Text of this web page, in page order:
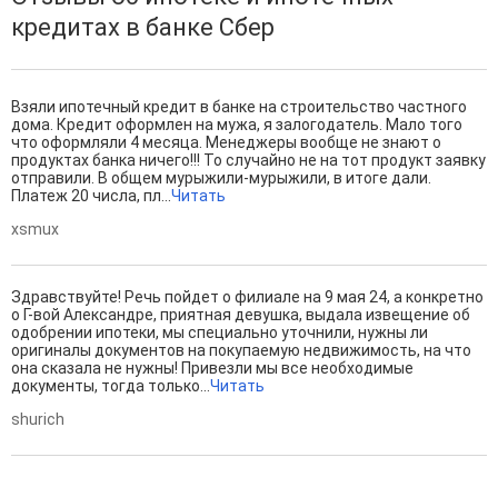
кредитах в банке Сбер
Взяли ипотечный кредит в банке на строительство частного
дома. Кредит оформлен на мужа, я залогодатель. Мало того
что оформляли 4 месяца. Менеджеры вообще не знают о
продуктах банка ничего!!! То случайно не на тот продукт заявку
отправили. В общем мурыжили-мурыжили, в итоге дали.
Платеж 20 числа, пл... Читать
xsmux
Здравствуйте! Речь пойдет о филиале на 9 мая 24, а конкретно
о Г-вой Александре, приятная девушка, выдала извещение об
одобрении ипотеки, мы специально уточнили, нужны ли
оригиналы документов на покупаемую недвижимость, на что
она сказала не нужны! Привезли мы все необходимые
документы, тогда только... Читать
shurich